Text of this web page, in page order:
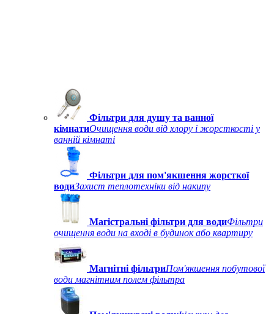
Фільтри для душу та ванної
кімнатиОчищення води від хлору і жорсткості у
ванній кімнаті
Фільтри для пом'якшення жорсткої
водиЗахист теплотехніки від накипу
Магістральні фільтри для водиФільтри
очищення води на вході в будинок або квартиру
Магнітні фільтриПом'якшення побутової
води магнітним полем фільтра